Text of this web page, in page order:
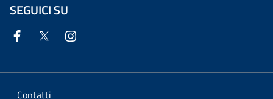
SEGUICI SU
Contatti